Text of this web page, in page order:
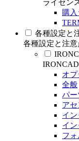
ライセン
購
各種設定と
各種設定と注意
オプ
全般
パー
アセ
イ
イ
フ